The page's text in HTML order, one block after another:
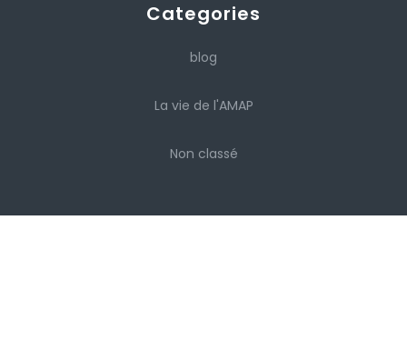
Categories
blog
La vie de l'AMAP
Non classé